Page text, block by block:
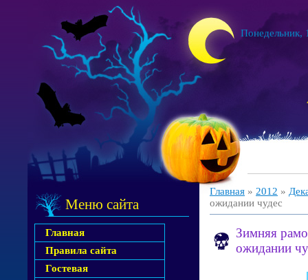
Понедельник,
Меню сайта
Главная
Правила сайта
Гостевая
Главная » 2012 »
ожидании чудес
Зимняя
ожидании